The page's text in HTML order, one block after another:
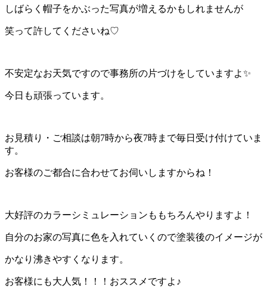
しばらく帽子をかぶった写真が増えるかもしれませんが
笑って許してくださいね♡
不安定なお天気ですので事務所の片づけをしていますよ✨
今日も頑張っています。
お見積り・ご相談は朝7時から夜7時まで毎日受け付けていま
す。
お客様のご都合に合わせてお伺いしますからね！
大好評のカラーシミュレーションももちろんやりますよ！
自分のお家の写真に色を入れていくので塗装後のイメージが
かなり沸きやすくなります。
お客様にも大人気！！！おススメですよ♪